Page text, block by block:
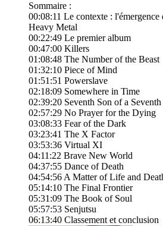
Sommaire :
00:08:11 Le contexte :
Heavy Metal
00:22:49 Le premier album
00:47:00 Killers
01:08:48 The Number of the Beast
01:32:10 Piece of Mind
01:51:51 Powerslave
02:18:09 Somewhere in Time
02:39:20 Seventh Son of a
02:57:29 No Prayer for the Dying
03:08:33 Fear of the Dark
03:23:41 The X Factor
03:53:36 Virtual XI
04:11:22 Brave New World
04:37:55 Dance of Death
04:54:56 A Matter of Life and
05:14:10 The Final Frontier
05:31:09 The Book of Soul
05:57:53 Senjutsu
06:13:40 Classement et conclusion